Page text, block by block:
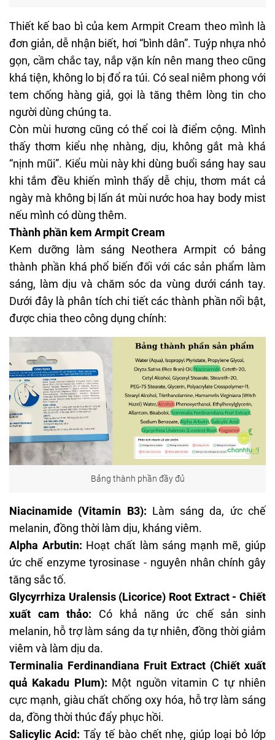
Thiết kế bao bì của kem Armpit Cream theo mình là
đơn giản, dễ nhận biết, hơi “bình dân”. Tuýp nhựa nhỏ
gọn, cầm chắc tay, nắp vặn kín nên mang theo cũng
khá tiện, không lo bị đổ ra túi. Có seal niêm phong với
tem chống hàng giả, gọi là tăng thêm lòng tin cho
người dùng chúng ta.
Còn mùi hương cũng có thể coi là điểm cộng. Mình
thấy thơm kiểu nhẹ nhàng, dịu, không gắt mà khá
“nịnh mũi”. Kiểu mùi này khi dùng buổi sáng hay sau
khi tắm đều khiến mình thấy dễ chịu, thơm mát cả
ngày mà không bị lấn át mùi nước hoa hay body mist
nếu mình có dùng thêm.
Thành phần kem Armpit Cream
Kem dưỡng làm sáng Neothera Armpit có bảng
thành phần khá phổ biến đối với các sản phẩm làm
sáng, làm dịu và chăm sóc da vùng dưới cánh tay.
Dưới đây là phân tích chi tiết các thành phần nổi bật,
được chia theo công dụng chính:
Bảng thành phần đầy đủ
Niacinamide (Vitamin B3): Làm sáng da, ức chế
melanin, đồng thời làm dịu, kháng viêm.
Alpha Arbutin: Hoạt chất làm sáng mạnh mẽ, giúp
ức chế enzyme tyrosinase - nguyên nhân chính gây
tăng sắc tố.
Glycyrrhiza Uralensis (Licorice) Root Extract - Chiết
xuất cam thảo: Có khả năng ức chế sản sinh
melanin, hỗ trợ làm sáng da tự nhiên, đồng thời giảm
viêm và làm dịu da.
Terminalia Ferdinandiana Fruit Extract (Chiết xuất
quả Kakadu Plum): Một nguồn vitamin C tự nhiên
cực mạnh, giàu chất chống oxy hóa, hỗ trợ làm sáng
da, đồng thời thúc đẩy phục hồi.
Salicylic Acid: Tẩy tế bào chết nhẹ, giúp loại bỏ lớp